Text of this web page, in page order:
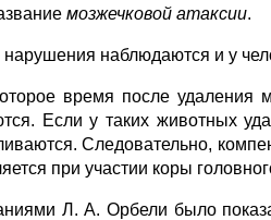
мозжечковой атаксии.
наблюдаются и у
время после удаления
Если у таких животных
Следовательно,
при участии коры
Л. А. Орбели было